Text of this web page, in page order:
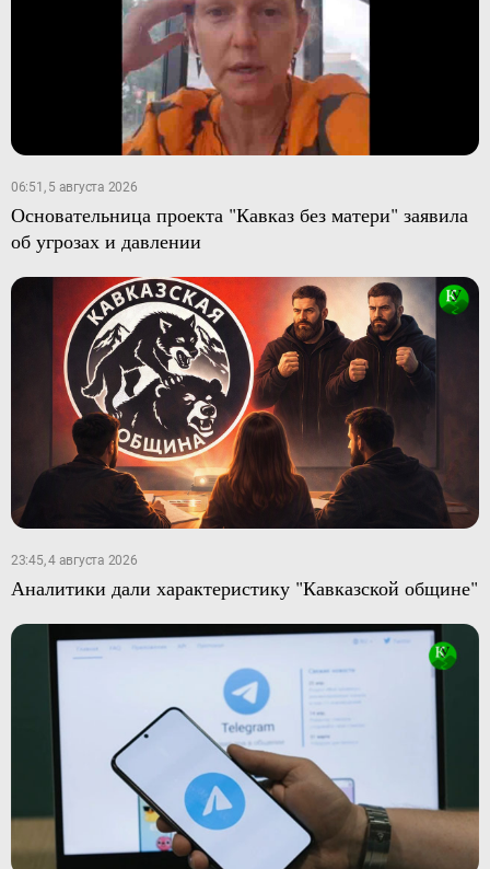
06:51, 5 августа 2026
Основательница проекта "Кавказ без матери" заявила
об угрозах и давлении
23:45, 4 августа 2026
Аналитики дали характеристику "Кавказской общине"